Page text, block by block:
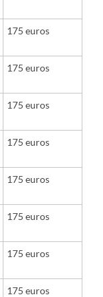
175 euros
175 euros
175 euros
175 euros
175 euros
175 euros
175 euros
175 euros